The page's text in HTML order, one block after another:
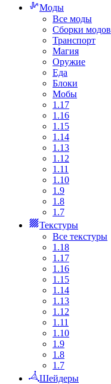
Моды
Все моды
Сборки модов
Транспорт
Магия
Оружие
Еда
Блоки
Мобы
1.17
1.16
1.15
1.14
1.13
1.12
1.11
1.10
1.9
1.8
1.7
Текстуры
Все текстуры
1.18
1.17
1.16
1.15
1.14
1.13
1.12
1.11
1.10
1.9
1.8
1.7
Шейдеры